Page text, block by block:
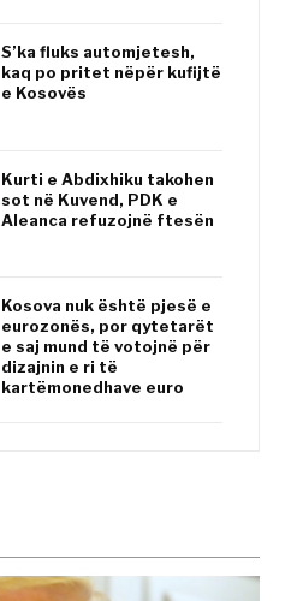
S’ka fluks automjetesh,
kaq po pritet nëpër kufijtë
e Kosovës
Kurti e Abdixhiku takohen
sot në Kuvend, PDK e
Aleanca refuzojnë ftesën
Kosova nuk është pjesë e
eurozonës, por qytetarët
e saj mund të votojnë për
dizajnin e ri të
kartëmonedhave euro